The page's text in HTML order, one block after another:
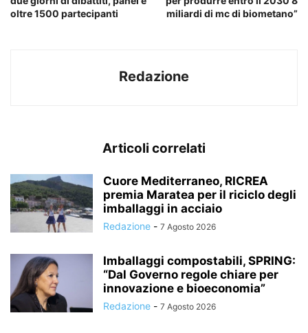
oltre 1500 partecipanti
miliardi di mc di biometano”
Redazione
Articoli correlati
Cuore Mediterraneo, RICREA
premia Maratea per il riciclo degli
imballaggi in acciaio
Redazione - 7 Agosto 2026
Imballaggi compostabili, SPRING:
“Dal Governo regole chiare per
innovazione e bioeconomia”
Redazione - 7 Agosto 2026